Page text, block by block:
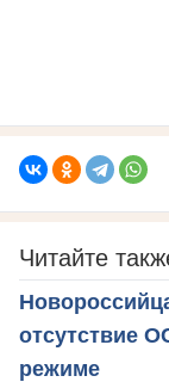
Читайте
отсутствие
режиме